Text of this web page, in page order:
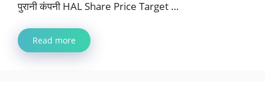
पुरानी कंपनी HAL Share Price Target …
Read more